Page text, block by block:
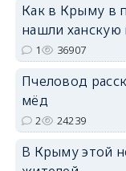
Как в Крыму в
нашли ханскую
1 36907
Пчеловод
мёд
2 24239
В Крыму этой